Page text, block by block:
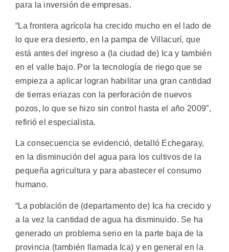
para la inversión de empresas.
“La frontera agrícola ha crecido mucho en el lado de
lo que era desierto, en la pampa de Villacurí, que
está antes del ingreso a (la ciudad de) Ica y también
en el valle bajo. Por la tecnología de riego que se
empieza a aplicar logran habilitar una gran cantidad
de tierras eriazas con la perforación de nuevos
pozos, lo que se hizo sin control hasta el año 2009”,
refirió el especialista.
La consecuencia se evidenció, detalló Echegaray,
en la disminución del agua para los cultivos de la
pequeña agricultura y para abastecer el consumo
humano.
“La población de (departamento de) Ica ha crecido y
a la vez la cantidad de agua ha disminuido. Se ha
generado un problema serio en la parte baja de la
provincia (también llamada Ica) y en general en la